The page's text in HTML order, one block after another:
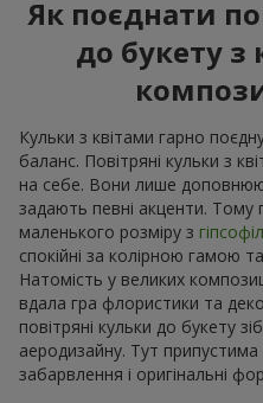
Як поєднати
до букету з
Кульки з квітами гарно
баланс. Повітряні кульки з
на себе. Вони лише
задають певні акценти. Тому
маленького розміру з гіпсофіл
спокійні за колірною гамою
Натомість у великих
вдала гра флористики та
повітряні кульки до букету
аеродизайну. Тут припустима
забарвлення і оригінальні